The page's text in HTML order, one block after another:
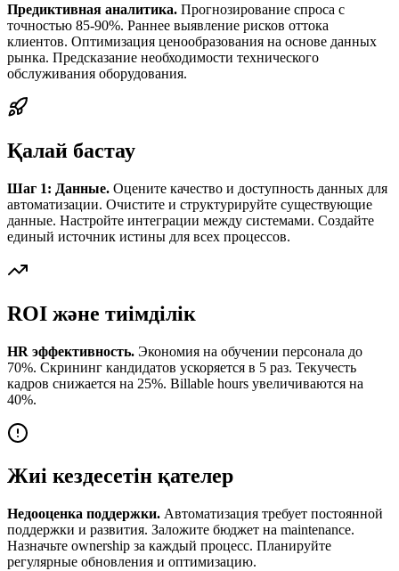
Предиктивная аналитика. Прогнозирование спроса с
точностью 85-90%. Раннее выявление рисков оттока
клиентов. Оптимизация ценообразования на основе данных
рынка. Предсказание необходимости технического
обслуживания оборудования.
Қалай бастау
Шаг 1: Данные. Оцените качество и доступность данных для
автоматизации. Очистите и структурируйте существующие
данные. Настройте интеграции между системами. Создайте
единый источник истины для всех процессов.
ROI және тиімділік
HR эффективность. Экономия на обучении персонала до
70%. Скрининг кандидатов ускоряется в 5 раз. Текучесть
кадров снижается на 25%. Billable hours увеличиваются на
40%.
Жиі кездесетін қателер
Недооценка поддержки. Автоматизация требует постоянной
поддержки и развития. Заложите бюджет на maintenance.
Назначьте ownership за каждый процесс. Планируйте
регулярные обновления и оптимизацию.